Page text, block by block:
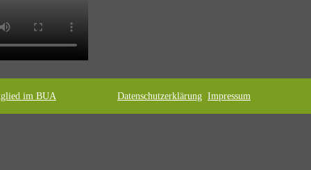
im BUA Datenschutzerklärung Impressum